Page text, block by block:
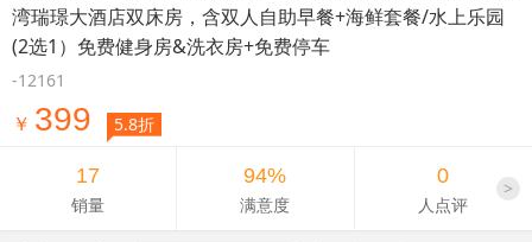
湾瑞璟大酒店双床房，含双人自助早餐+海鲜套餐/水上乐园
(2选1）免费健身房&洗衣房+免费停车
-12161
￥ 399 5.8折
17
销量
94%
满意度
0
人点评
>